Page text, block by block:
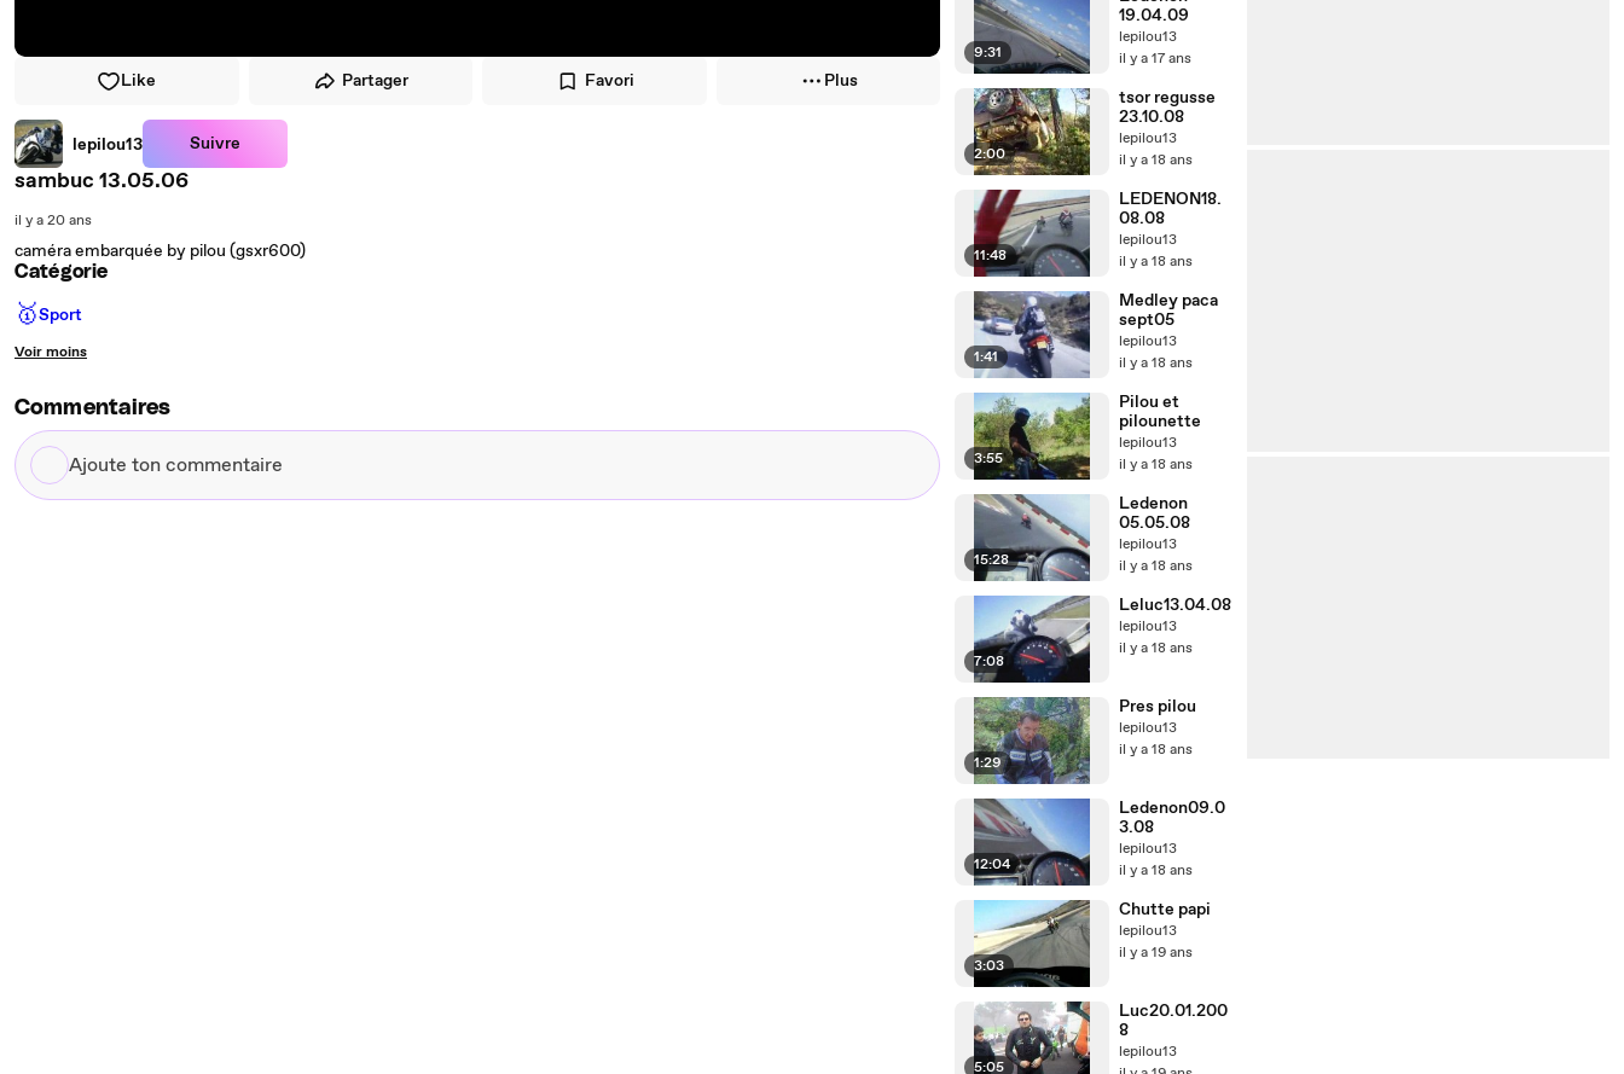
Like Partager Favori Plus
lepilou13 Suivre
sambuc 13.05.06
il y a 20 ans
caméra embarquée by pilou (gsxr600)
Catégorie
🥇Sport
Voir moins
Commentaires
Ajoute
ton
9:31
19.04.09
lepilou13
il y a 17 ans
2:00
tsor regusse
23.10.08
lepilou13
il y a 18 ans
11:48
LEDENON18.
08.08
lepilou13
il y a 18 ans
1:41
Medley paca
sept05
lepilou13
il y a 18 ans
3:55
Pilou et
pilounette
lepilou13
il y a 18 ans
15:28
Ledenon
05.05.08
lepilou13
il y a 18 ans
7:08
Leluc13.04.08
lepilou13
il y a 18 ans
1:29
Pres pilou
lepilou13
il y a 18 ans
12:04
Ledenon09.0
3.08
lepilou13
il y a 18 ans
3:03
Chutte papi
lepilou13
il y a 19 ans
5:05
Luc20.01.200
8
lepilou13